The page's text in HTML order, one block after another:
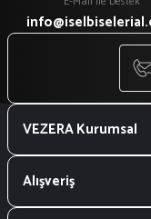
VEZERA Kurumsal
Alışveriş